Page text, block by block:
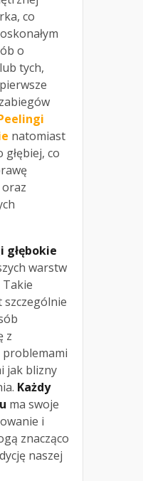
co
o
tych,
natomiast
co
głębokie
warstw
Takie
szczególnie
z
problemami
jak blizny
Każdy
ma swoje
i
znacząco
naszej